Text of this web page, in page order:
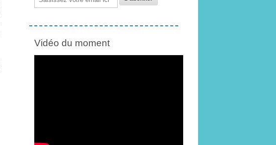
Vidéo du moment